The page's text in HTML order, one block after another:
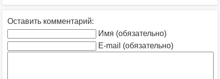
Оставить комментарий:
Имя (обязательно)
E-mail (обязательно)